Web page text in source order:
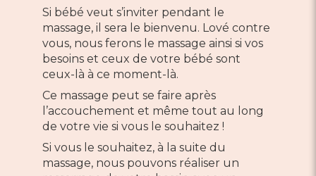
Si bébé veut s’inviter pendant le
massage, il sera le bienvenu. Lové contre
vous, nous ferons le massage ainsi si vos
besoins et ceux de votre bébé sont
ceux-là à ce moment-là.
Ce massage peut se faire après
l’accouchement et même tout au long
de votre vie si vous le souhaitez !
Si vous le souhaitez, à la suite du
massage, nous pouvons réaliser un